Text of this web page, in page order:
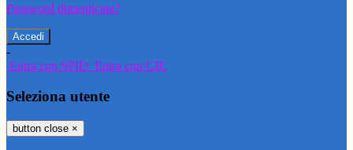
Password dimenticata?
-
Entra con SPID Entra con CIE
Seleziona utente
button close ×